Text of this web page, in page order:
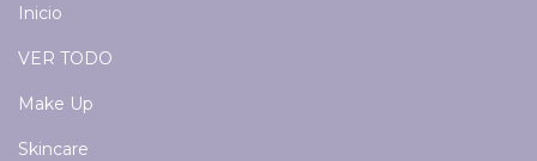
Inicio
VER TODO
Make Up
Skincare